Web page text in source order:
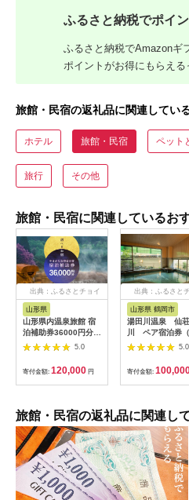
ふるさと納税でポイ
ふるさと納税でAmazonギ
ポイントがお得にもらえる
旅館・民宿の返礼品に関連してい
ホテル 旅館・民宿 ペット
旅行 その他
旅館・民宿に関連しているお
出典：ふるさとチョイ
山形県
山形県内温泉旅館 宿
泊補助券36000円分
（やまがた女将会の
宿） 旅行 温泉 宿泊
温泉宿 補助券 温泉旅
行 母の日 父の日 ギフ
ト 贈り物 国内旅行 送
F2Y-1996
5.0
寄付金額: 120,000 円
出典：ふるさと
山形県 鶴岡市
湯田川温泉 仙荘
川 ペア宿泊券
2食付）【詣でる
る 頂きます】（
県鶴岡市） ペッ
の客室有 源泉か
しの天然温泉 海
山形の三元豚 和
北 庄内 日本海
誕生日プレゼント
婦旅行 カップル
5.0
寄付金額:
旅館・民宿の返礼品に関連し